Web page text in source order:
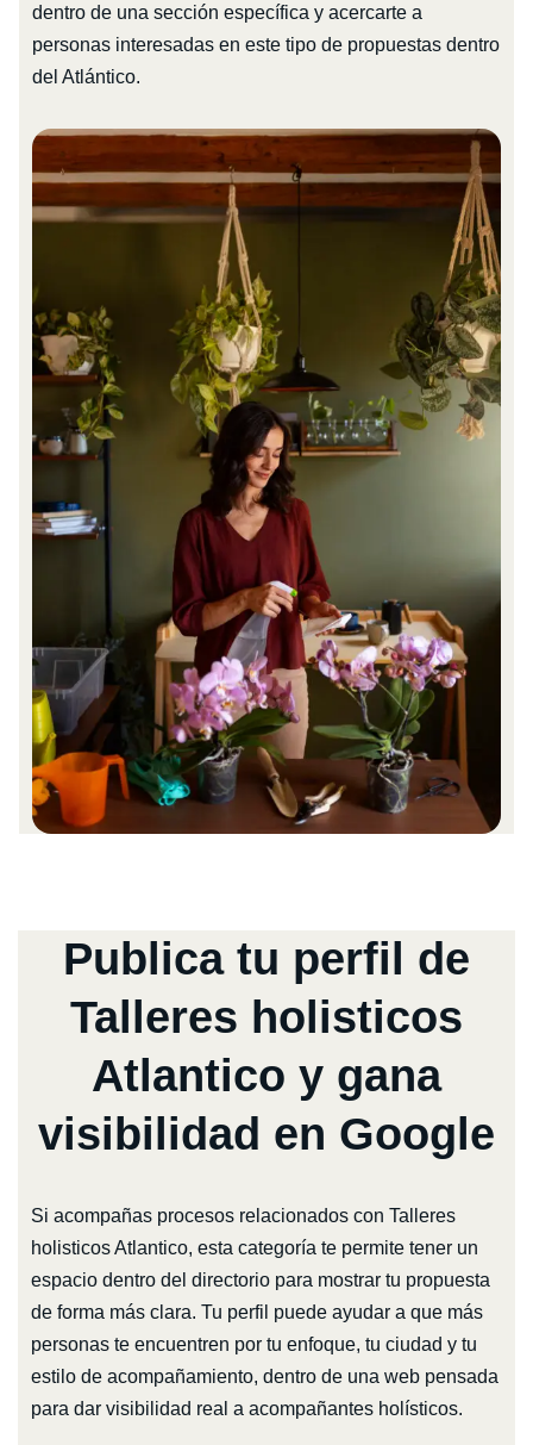
dentro de una sección específica y acercarte a
personas interesadas en este tipo de propuestas dentro
del Atlántico.
Publica tu perfil de
Talleres holisticos
Atlantico y gana
visibilidad en Google
Si acompañas procesos relacionados con Talleres
holisticos Atlantico, esta categoría te permite tener un
espacio dentro del directorio para mostrar tu propuesta
de forma más clara. Tu perfil puede ayudar a que más
personas te encuentren por tu enfoque, tu ciudad y tu
estilo de acompañamiento, dentro de una web pensada
para dar visibilidad real a acompañantes holísticos.